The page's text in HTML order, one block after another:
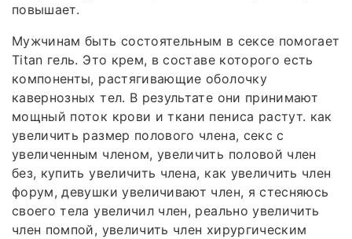
повышает.
Мужчинам быть состоятельным в сексе помогает
Titan гель. Это крем, в составе которого есть
компоненты, растягивающие оболочку
кавернозных тел. В результате они принимают
мощный поток крови и ткани пениса растут. как
увеличить размер полового члена, секс с
увеличенным членом, увеличить половой член
без, купить увеличить члена, как увеличить член
форум, девушки увеличивают член, я стесняюсь
своего тела увеличил член, реально увеличить
член помпой, увеличить член хирургическим